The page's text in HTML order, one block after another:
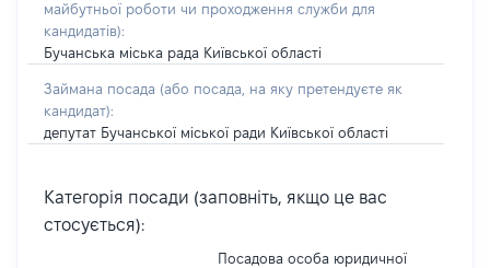
майбутньої роботи чи проходження служби для
кандидатів):
Бучанська міська рада Київської області
Займана посада (або посада, на яку претендуєте як
кандидат):
депутат Бучанської міської ради Київської області
Категорія посади (заповніть, якщо це вас
стосується):
Посадова особа юридичної